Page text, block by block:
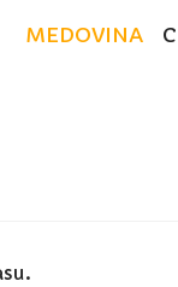
MEDOVINA